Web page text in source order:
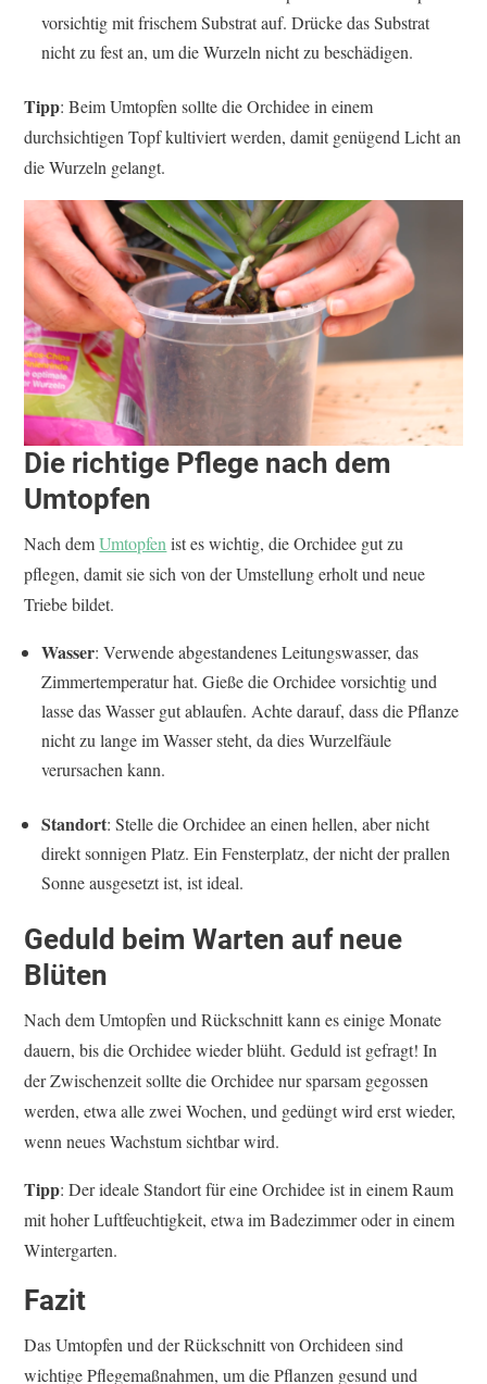
vorsichtig mit frischem Substrat auf. Drücke das Substrat
nicht zu fest an, um die Wurzeln nicht zu beschädigen.
Tipp: Beim Umtopfen sollte die Orchidee in einem
durchsichtigen Topf kultiviert werden, damit genügend Licht an
die Wurzeln gelangt.
Die richtige Pflege nach dem
Umtopfen
Nach demUmtopfenist es wichtig, die Orchidee gut zu
pflegen, damit sie sich von der Umstellung erholt und neue
Triebe bildet.
Wasser: Verwende abgestandenes Leitungswasser, das
Zimmertemperatur hat. Gieße die Orchidee vorsichtig und
lasse das Wasser gut ablaufen. Achte darauf, dass die Pflanze
nicht zu lange im Wasser steht, da dies Wurzelfäule
verursachen kann.
Standort: Stelle die Orchidee an einen hellen, aber nicht
direkt sonnigen Platz. Ein Fensterplatz, der nicht der prallen
Sonne ausgesetzt ist, ist ideal.
Geduld beim Warten auf neue
Blüten
Nach dem Umtopfen und Rückschnitt kann es einige Monate
dauern, bis die Orchidee wieder blüht. Geduld ist gefragt! In
der Zwischenzeit sollte die Orchidee nur sparsam gegossen
werden, etwa alle zwei Wochen, und gedüngt wird erst wieder,
wenn neues Wachstum sichtbar wird.
Tipp: Der ideale Standort für eine Orchidee ist in einem Raum
mit hoher Luftfeuchtigkeit, etwa im Badezimmer oder in einem
Wintergarten.
Fazit
Das Umtopfen und der Rückschnitt von Orchideen sind
wichtige Pflegemaßnahmen, um die Pflanzen gesund und